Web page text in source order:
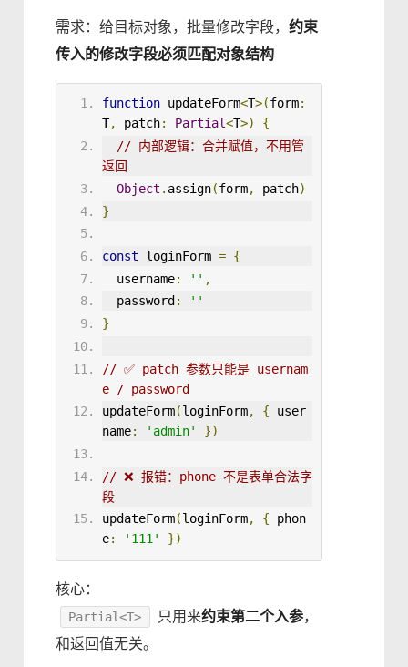
需求：给目标对象，批量修改字段，约束
传入的修改字段必须匹配对象结构
function updateForm<T>(form:
T, patch: Partial<T>)
{
// 内部逻辑：合并赋值，不用管
返回
Object . assign(form, patch)
}
const loginForm = {
username: '' ,
password :
''
}
// ✅ patch 参数只能是 usernam
e / password
updateForm(loginForm, {
user
name: 'admin' })
// ❌ 报错：phone 不是表单合法字
段
updateForm(loginForm, {
phon
e: '111' })
核心：
Partial<T> 只用来约束第二个入参，
和返回值无关。